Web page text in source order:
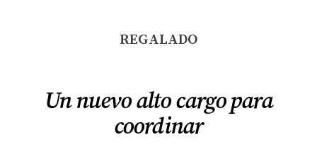
REGALADO
Un nuevo alto cargo para
coordinar